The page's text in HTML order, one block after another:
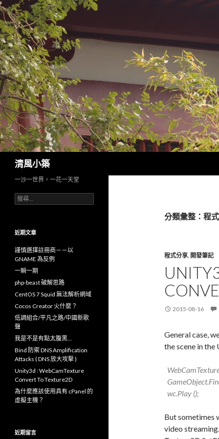
清風小築
分類彙整：程
程式分享, 開發筆記
2015-08-16
General case,
the scene in the
wc.Play ();
But sometimes
video
一沙一世界，一花一天堂
搜
尋
字
近期文章
謹慎選擇註冊商－－以
GNAME 為反例
一瞬一期
php-beast 破解思路
CentOS 7 Squid 無法解析網域
Cocos Creator 火什麼？
低調組合/平凡之路/中國新歌
聲
我是不是有點太腹黑…
Bind 防禦 DNS Amplification
Attacks ( DNS 放大攻擊 )
Unity3d : WebCamTexture
Convert To Texture2D
為什麼應該使用具有 cPanel 的
虛擬主機？
近期留言